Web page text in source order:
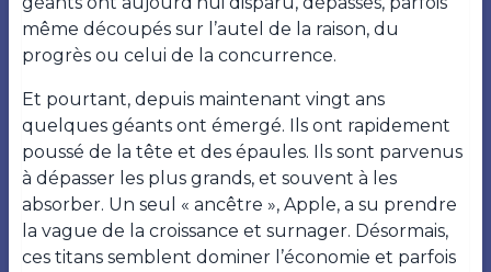
même découpés sur l’autel de la raison, du
progrès ou celui de la concurrence.
Et pourtant, depuis maintenant vingt ans
quelques géants ont émergé. Ils ont rapidement
poussé de la tête et des épaules. Ils sont parvenus
à dépasser les plus grands, et souvent à les
absorber. Un seul « ancêtre », Apple, a su prendre
la vague de la croissance et surnager. Désormais,
ces titans semblent dominer l’économie et parfois